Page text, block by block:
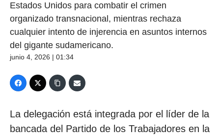
Estados Unidos para combatir el crimen
organizado transnacional, mientras rechaza
cualquier intento de injerencia en asuntos internos
del gigante sudamericano.
junio 4, 2026 | 01:34
La delegación está integrada por el líder de la
bancada del Partido de los Trabajadores en la